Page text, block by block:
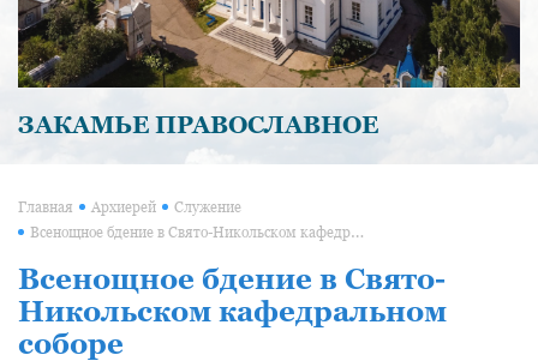
ЗАКАМЬЕ ПРАВОСЛАВНОЕ
Главная Архиерей Служение
Всенощное бдение в Свято-Никольском кафедральном соборе
Всенощное бдение в Свято-
Никольском кафедральном
соборе